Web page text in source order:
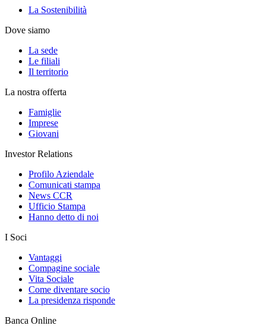
La Sostenibilità
Dove siamo
La sede
Le filiali
Il territorio
La nostra offerta
Famiglie
Imprese
Giovani
Investor Relations
Profilo Aziendale
Comunicati stampa
News CCR
Ufficio Stampa
Hanno detto di noi
I Soci
Vantaggi
Compagine sociale
Vita Sociale
Come diventare socio
La presidenza risponde
Banca Online